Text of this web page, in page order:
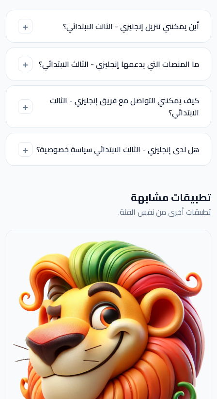
أين يمكنني تنزيل إنجليزي - الثالث الابتدائي؟
ما المنصات التي يدعمها إنجليزي - الثالث الابتدائي؟
كيف يمكنني التواصل مع فريق إنجليزي - الثالث
الابتدائي؟
هل لدى إنجليزي - الثالث الابتدائي سياسة خصوصية؟
تطبيقات مشابهة
تطبيقات أخرى من نفس الفئة.